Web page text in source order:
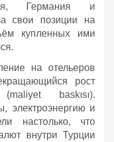
Германия и
свои позиции на
купленных ими
на отельеров
рост
baskısı).
электроэнергию и
настолько, что
внутри Турции